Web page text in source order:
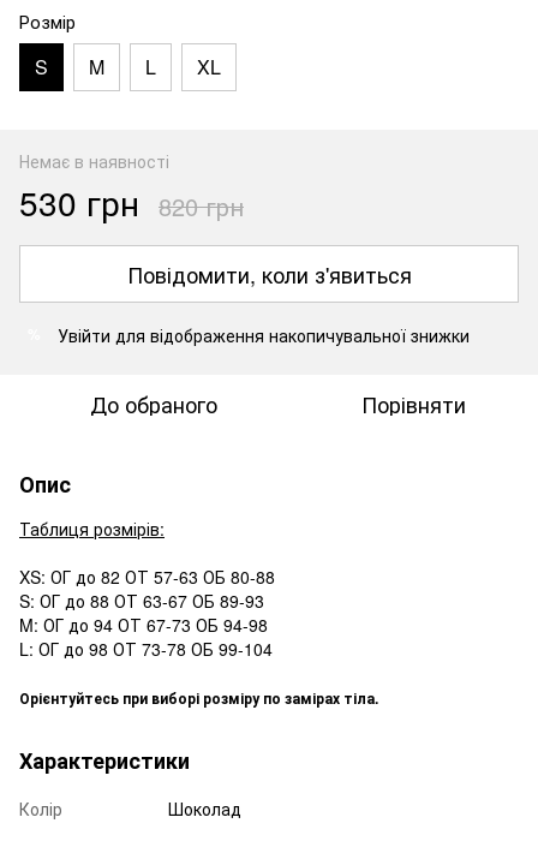
Розмір
S M L XL
Немає в наявності
530 грн 820 грн
Повідомити, коли з'явиться
Увійти для відображення накопичувальної знижки
До обраного Порівняти
Опис
Таблиця розмірів:
XS: ОГ до 82 ОТ 57-63 ОБ 80-88
S: ОГ до 88 ОТ 63-67 ОБ 89-93
M: ОГ до 94 ОТ 67-73 ОБ 94-98
L: ОГ до 98 ОТ 73-78 ОБ 99-104
Орієнтуйтесь при виборі розміру по замірах тіла.
Характеристики
Колір Шоколад